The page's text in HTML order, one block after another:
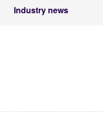
Industry news